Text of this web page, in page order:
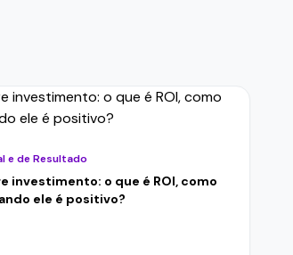
e de Resultado
investimento: o que é ROI, como
ele é positivo?